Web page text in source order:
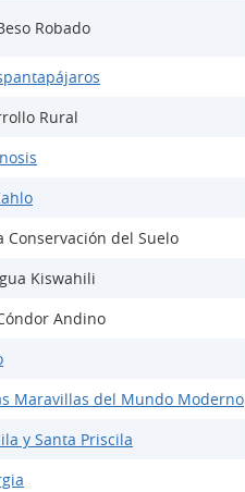
Robado
Rural
del Suelo
Kiswahili
Andino
Maravillas del Mundo Moderno
y Santa Priscila